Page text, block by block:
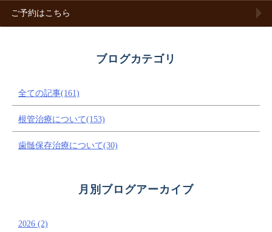
ご予約はこちら
ブログカテゴリ
全ての記事(161)
根管治療について(153)
歯髄保存治療について(30)
月別ブログアーカイブ
2026 (2)